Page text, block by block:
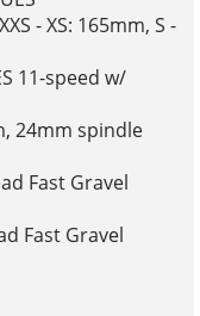
- XS: 165mm, S -
11-speed w/
24mm spindle
Fast Gravel
Fast Gravel